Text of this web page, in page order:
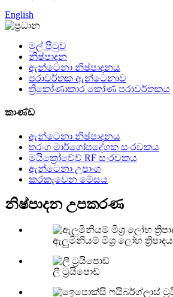
English
මුල් පිටුව
නිෂ්පාදන
ඇන්ටෙනා නිෂ්පාදනය
පරාවර්තක ඇන්ටෙනාව
ත්‍රිකෝණාකාර කෝණ පරාවර්තකය
කාණ්ඩ
ඇන්ටෙනා නිෂ්පාදනය
තරංග මාර්ගෝපදේශක සංරචකය
මයික්‍රෝවේව් RF සංරචකය
ඇන්ටෙනා උපාංග
කරකැවෙන මේසය
නිෂ්පාදන උපකරණ
ඇලුමිනියම් මිශ්‍ර ලෝහ ත්‍රිපාදය
ලී ට්‍රයිපොඩ්